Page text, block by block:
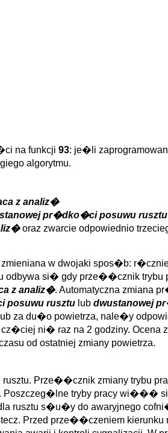
na funkcji 93: je�li
algorytmu.
z analiz�
pr�dko�ci posuwu rusztu
oraz zwarcie odpowiednio
w dwojaki spos�b: r�cznie
odbywa si� gdy prze��cznik trybu
z analiz�. Automatyczna zmiana
posuwu rusztu lub dwustanowej
za du�o powietrza, nale�y
ni� raz na 2 godziny. Ocena
od ostatniej zmiany powietrza.
Prze��cznik zmiany trybu
Poszczeg�lne tryby pracy wi���
rusztu s�u�y do awaryjnego
Przed prze��czeniem kierunku